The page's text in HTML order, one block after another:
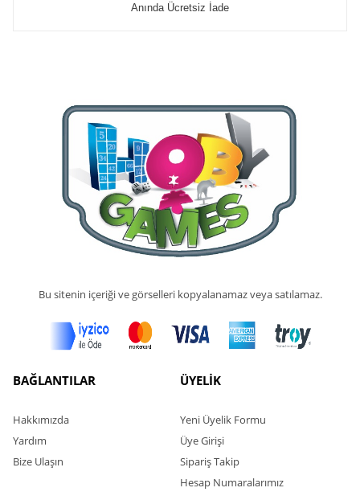
Anında Ücretsiz İade
Bu sitenin içeriği ve görselleri kopyalanamaz veya satılamaz.
BAĞLANTILAR
Hakkımızda
Yardım
Bize Ulaşın
ÜYELİK
Yeni Üyelik Formu
Üye Girişi
Sipariş Takip
Hesap Numaralarımız